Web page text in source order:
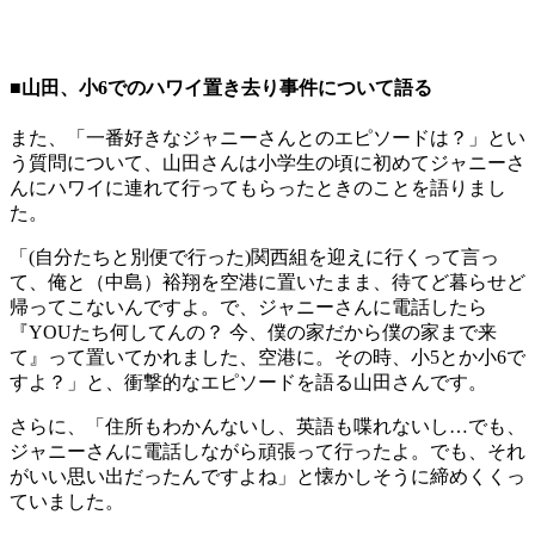
■山田、小6でのハワイ置き去り事件について語る
また、「一番好きなジャニーさんとのエピソードは？」とい
う質問について、山田さんは小学生の頃に初めてジャニーさ
んにハワイに連れて行ってもらったときのことを語りまし
た。
「(自分たちと別便で行った)関西組を迎えに行くって言っ
て、俺と（中島）裕翔を空港に置いたまま、待てど暮らせど
帰ってこないんですよ。で、ジャニーさんに電話したら
『YOUたち何してんの？ 今、僕の家だから僕の家まで来
て』って置いてかれました、空港に。その時、小5とか小6で
すよ？」と、衝撃的なエピソードを語る山田さんです。
さらに、「住所もわかんないし、英語も喋れないし…でも、
ジャニーさんに電話しながら頑張って行ったよ。でも、それ
がいい思い出だったんですよね」と懐かしそうに締めくくっ
ていました。